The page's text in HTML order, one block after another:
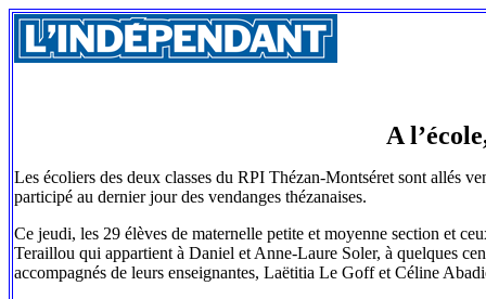
A
Les écoliers des deux classes du RPI Thézan-Montséret sont allés
participé au dernier jour des vendanges thézanaises.
Ce jeudi, les 29 élèves de maternelle petite et moyenne section et
Teraillou qui appartient à Daniel et Anne-Laure Soler, à quelques
accompagnés de leurs enseignantes, Laëtitia Le Goff et Céline